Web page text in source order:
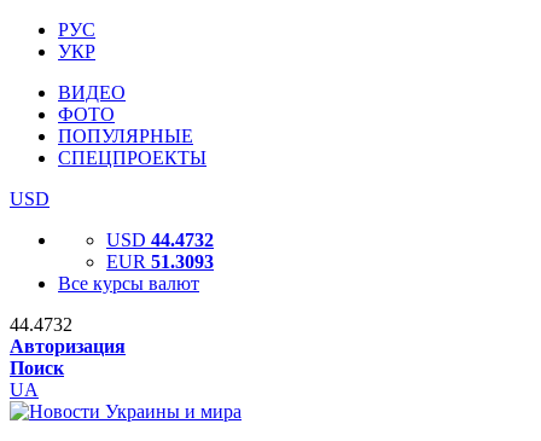
РУС
УКР
ВИДЕО
ФОТО
ПОПУЛЯРНЫЕ
СПЕЦПРОЕКТЫ
USD
USD 44.4732
EUR 51.3093
Все курсы валют
44.4732
Авторизация
Поиск
UA